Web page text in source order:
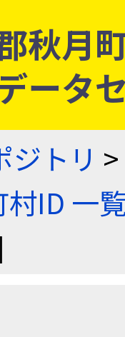
秋月
ータ
トリ >
村ID 一